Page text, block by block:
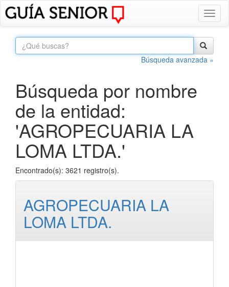
Búsqueda avanzada »
Búsqueda por nombre
de la entidad:
'AGROPECUARIA LA
LOMA LTDA.'
Encontrado(s): 3621 registro(s).
AGROPECUARIA LA
LOMA LTDA.